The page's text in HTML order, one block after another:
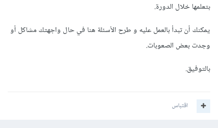
بتعلمها خلال الدورة.
يمكنك أن تبدأ بالعمل عليه و طرح الأسئلة هنا في حال واجهتك مشاكل أو
وجدت بعض الصعوبات.
بالتوفيق.
اقتباس